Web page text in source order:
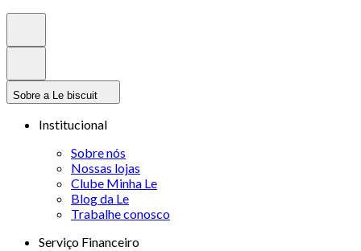
Sobre a Le biscuit
Institucional
Sobre nós
Nossas lojas
Clube Minha Le
Blog da Le
Trabalhe conosco
Serviço Financeiro